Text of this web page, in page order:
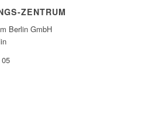
ZENTRUM
Berlin GmbH